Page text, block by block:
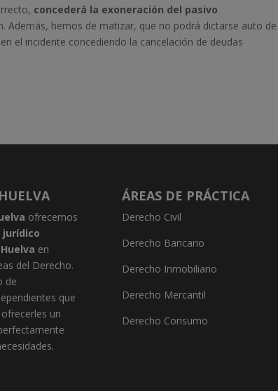
concederá la exoneración del pasivo
Además, hemos de matizar, que no podrá dictarse auto de
el incidente concediendo la cancelación de deudas
ofrecemos
Huelva en
del Derecho.
de
que
un
ÁREAS DE PRÁCTICA
Derecho Civil
Derecho Bancario
Derecho Inmobiliario
Derecho Mercantil
Derecho Consumo